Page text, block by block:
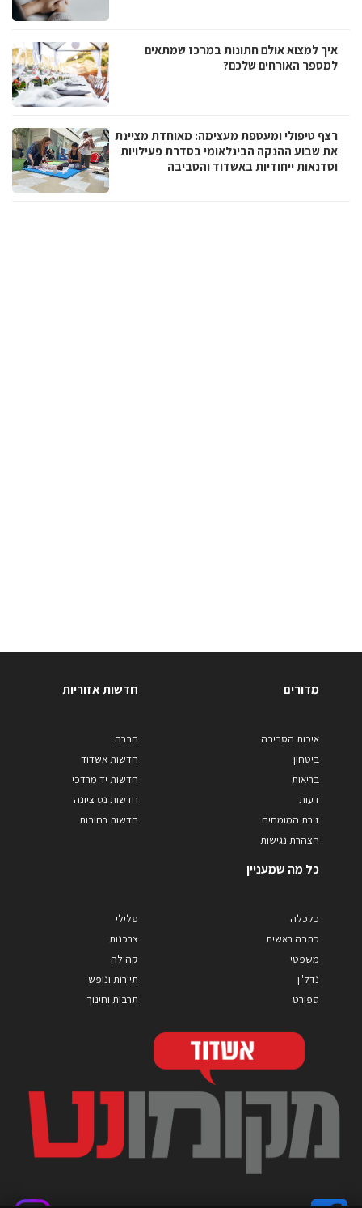
איך למצוא אולם חתונות במרכז שמתאים
למספר האורחים שלכם?
רצף טיפולי ומעטפת מעצימה: מאוחדת מציינת
את שבוע ההנקה הבינלאומי בסדרת פעילויות
וסדנאות ייחודיות באשדוד והסביבה
מדורים
איכות הסביבה
ביטחון
בריאות
דעות
זירת המומחים
הצהרת נגישות
חדשות אזוריות
חברה
חדשות אשדוד
חדשות יד מרדכי
חדשות נס ציונה
חדשות רחובות
כל מה שמעניין
כלכלה
כתבה ראשית
משפטי
נדל"ן
ספורט
פלילי
צרכנות
קהילה
תיירות ונופש
תרבות וחינוך